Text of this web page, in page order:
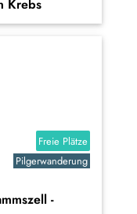
Krebs
Freie Plätze
Pilgerwanderung
-